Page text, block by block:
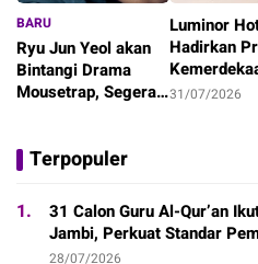
BARU
Ryu Jun Yeol akan
Bintangi Drama
Mousetrap, Segera
Luminor
Hadirkan
Staycation
31/07/2026
Terpopuler
1.
31 Calon Guru Al-Qur’an
Jambi, Perkuat Standar
28/07/2026